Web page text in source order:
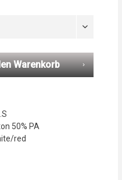
Warenkorb
50% PA
red